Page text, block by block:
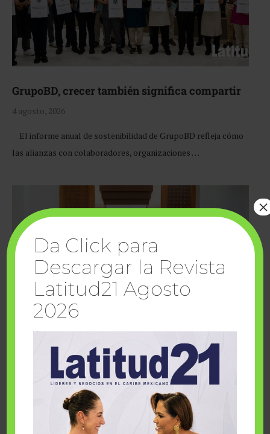
GrupoBD, crecer también significa compartir
4 agosto, 2026
El informe anual de sostenibilidad de GrupoBD refleja cómo
las alianzas con colaboradores, organizaciones …
Cuando la solidaridad inspira; cumplen
sueños Fairmont Mayakoba y Make-A-Wish
Da Click para
Descargar la Revista
Latitud21 Agosto
2026
×